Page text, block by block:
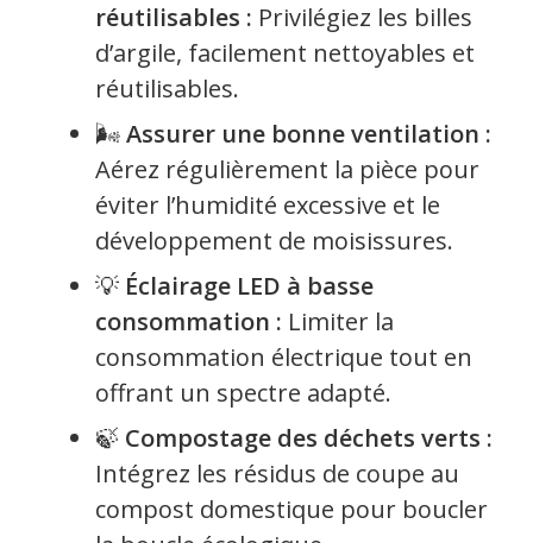
réutilisables : Privilégiez les billes
d’argile, facilement nettoyables et
réutilisables.
🌬️Assurer une bonne ventilation :
Aérez régulièrement la pièce pour
éviter l’humidité excessive et le
développement de moisissures.
💡 Éclairage LED à basse
consommation : Limiter la
consommation électrique tout en
offrant un spectre adapté.
🍃 Compostage des déchets verts :
Intégrez les résidus de coupe au
compost domestique pour boucler